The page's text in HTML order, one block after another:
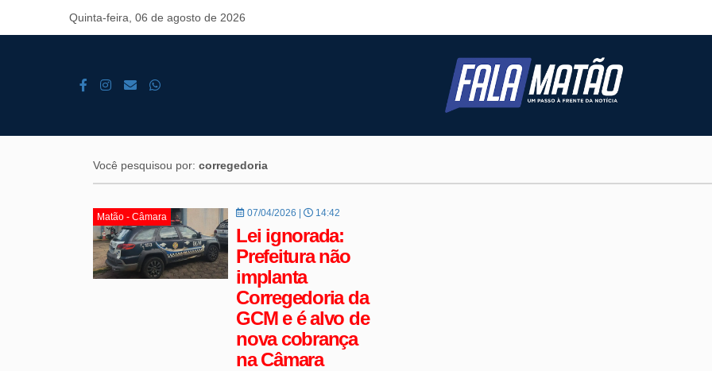
Quinta-feira, 06 de agosto de 2026
Você pesquisou por: corregedoria
Matão - Câmara 07/04/2026 | 14:42
Lei ignorada:
Prefeitura não
implanta
Corregedoria da
GCM e é alvo de
nova cobrança
na Câmara